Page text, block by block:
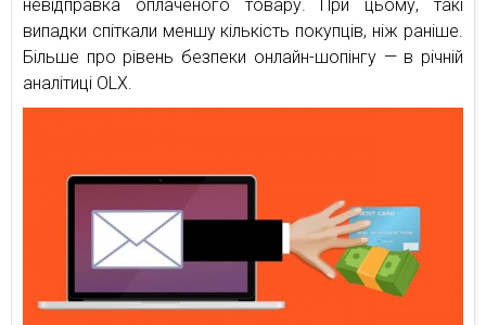
невідправка оплаченого товару. При цьому, такі
випадки спіткали меншу кількість покупців, ніж раніше.
Більше про рівень безпеки онлайн-шопінгу — в річній
аналітиці OLX.